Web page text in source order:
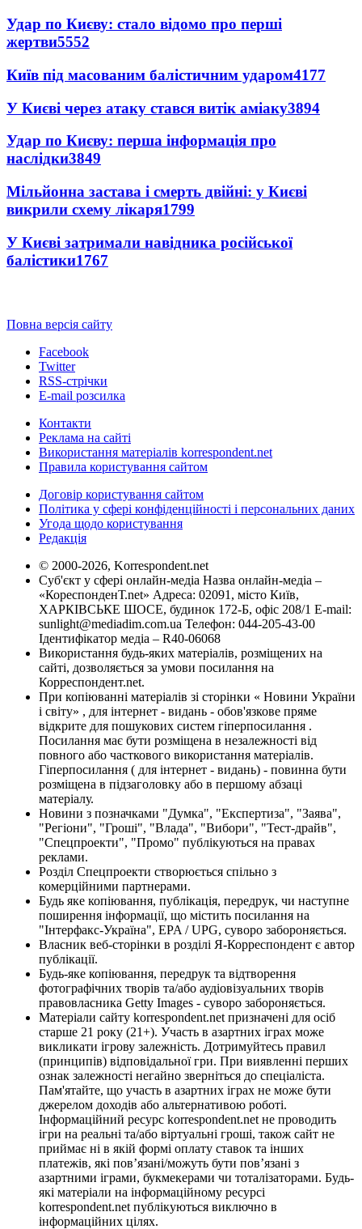
Удар по Києву: стало відомо про перші
жертви5552
Київ під масованим балістичним ударом4177
У Києві через атаку стався витік аміаку3894
Удар по Києву: перша інформація про
наслідки3849
Мільйонна застава і смерть двійні: у Києві
викрили схему лікаря1799
У Києві затримали навідника російської
балістики1767
Повна версія сайту
Facebook
Twitter
RSS-стрічки
E-mail розсилка
Контакти
Реклама на сайті
Використання матеріалів korrespondent.net
Правила користування сайтом
Договір користування сайтом
Політика у сфері конфіденційності і персональних даних
Угода щодо користування
Редакція
© 2000-2026, Korrespondent.net
Суб'єкт у сфері онлайн-медіа Назва онлайн-медіа –
«КореспонденТ.net» Адреса: 02091, місто Київ,
ХАРКІВСЬКЕ ШОСЕ, будинок 172-Б, офіс 208/1 E-mail:
sunlight@mediadim.com.ua Телефон: 044-205-43-00
Ідентифікатор медіа – R40-06068
Використання будь-яких матеріалів, розміщених на
сайті, дозволяється за умови посилання на
Корреспондент.net.
При копіюванні матеріалів зі сторінки « Новини України
і світу» , для інтернет - видань - обов'язкове пряме
відкрите для пошукових систем гіперпосилання .
Посилання має бути розміщена в незалежності від
повного або часткового використання матеріалів.
Гіперпосилання ( для інтернет - видань) - повинна бути
розміщена в підзаголовку або в першому абзаці
матеріалу.
Новини з позначками "Думка", "Експертиза", "Заява",
"Регіони", "Гроші", "Влада", "Вибори", "Тест-драйв",
"Спецпроекти", "Промо" публікуються на правах
реклами.
Розділ Спецпроекти створюється спільно з
комерційними партнерами.
Будь яке копіювання, публікація, передрук, чи наступне
поширення інформації, що містить посилання на
"Інтерфакс-Україна", EPA / UPG, суворо забороняється.
Власник веб-сторінки в розділі Я-Корреспондент є автор
публікації.
Будь-яке копіювання, передрук та відтворення
фотографічних творів та/або аудіовізуальних творів
правовласника Getty Images - суворо забороняється.
Матеріали сайту korrespondent.net призначені для осіб
старше 21 року (21+). Участь в азартних іграх може
викликати ігрову залежність. Дотримуйтесь правил
(принципів) відповідальної гри. При виявленні перших
ознак залежності негайно зверніться до спеціаліста.
Пам'ятайте, що участь в азартних іграх не може бути
джерелом доходів або альтернативою роботі.
Інформаційний ресурс korrespondent.net не проводить
ігри на реальні та/або віртуальні гроші, також сайт не
приймає ні в якій формі оплату ставок та інших
платежів, які пов’язані/можуть бути пов’язані з
азартними іграми, букмекерами чи тоталізаторами. Будь-
які матеріали на інформаційному ресурсі
korrespondent.net публікуються виключно в
інформаційних цілях.